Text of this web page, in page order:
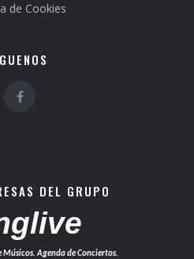
de Cookies
DEL GRUPO
Agenda de Conciertos.